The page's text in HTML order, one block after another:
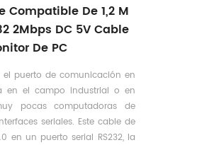
Compatible De 1,2 M
2Mbps DC 5V Cable
De PC
el puerto de comunicación en
en el campo industrial o en
pocas computadoras de
seriales. Este cable de
en un puerto serial RS232, la